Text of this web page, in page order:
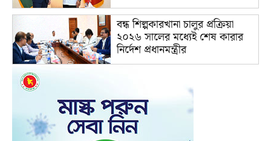
বন্ধ শিল্পকারখানা চালুর প্রক্রিয়া
২০২৬ সালের মধ্যেই শেষ কারার
নির্দেশ প্রধানমন্ত্রীর